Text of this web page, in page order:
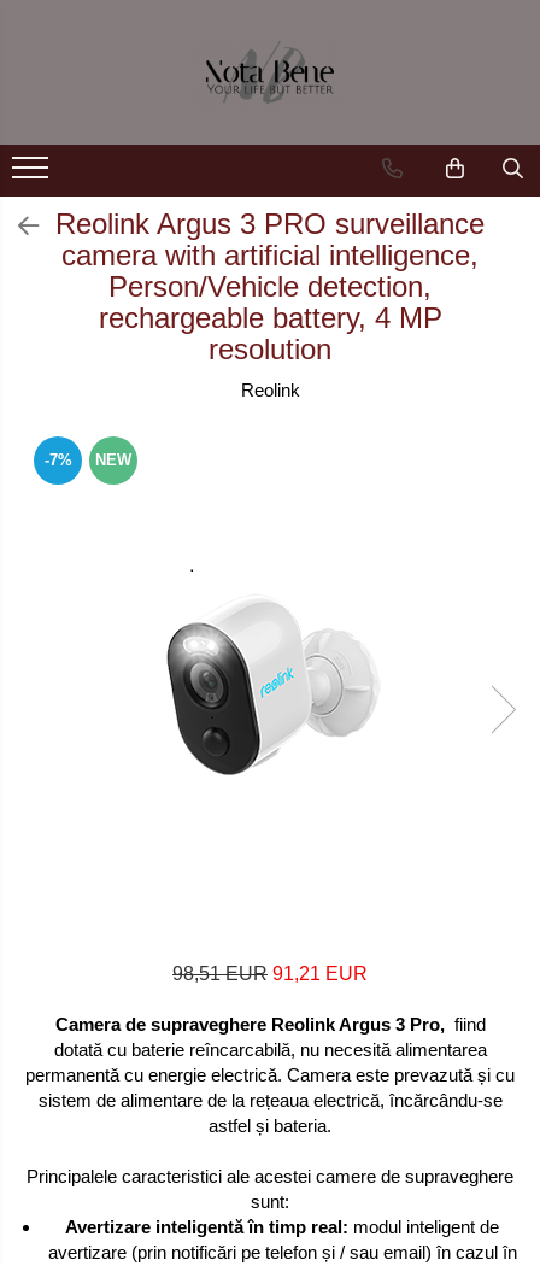
Camera de supraveghere
Conexiune Wi-Fi
Conexiune PoE
Cu baterie
Cu panou solar
Tools and measuring devices
Telemeters
Theodolite
Accessories
Machine control systems
Reolink Argus 3 PRO surveillance
camera with artificial intelligence,
Person/Vehicle detection,
rechargeable battery, 4 MP
resolution
Reolink
-7% NEW
98,51 EUR 91,21 EUR
Camera de supraveghere Reolink Argus 3 Pro, fiind
dotată cu baterie reîncarcabilă, nu necesită alimentarea
permanentă cu energie electrică. Camera este prevazută și cu
sistem de alimentare de la rețeaua electrică, încărcându-se
astfel și bateria.
Principalele caracteristici ale acestei camere de supraveghere
sunt:
Avertizare inteligentă în timp real: modul inteligent de
avertizare (prin notificări pe telefon și / sau email) în cazul în